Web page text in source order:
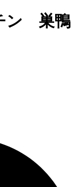
ン 巣鴨